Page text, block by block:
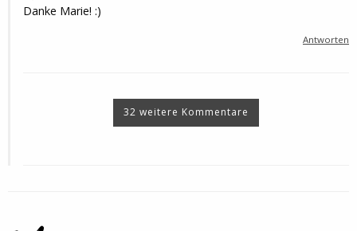
Danke Marie! :)
Antworten
32 weitere Kommentare